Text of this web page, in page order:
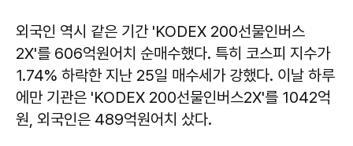
외국인 역시 같은 기간 'KODEX 200선물인버스
2X'를 606억원어치 순매수했다. 특히 코스피 지수가
1.74% 하락한 지난 25일 매수세가 강했다. 이날 하루
에만 기관은 'KODEX 200선물인버스2X'를 1042억
원, 외국인은 489억원어치 샀다.